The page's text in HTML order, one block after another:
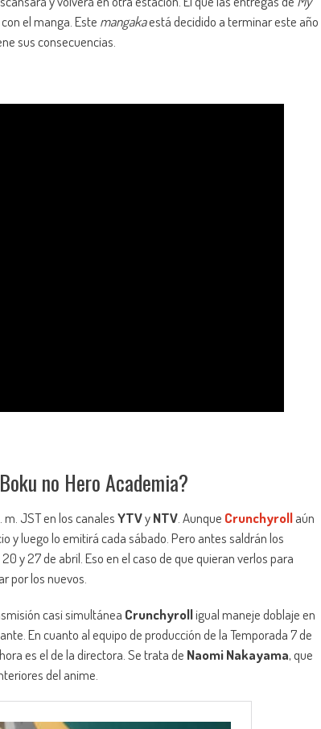
el manga. Este mangakaestá decidido a terminar este año
sus consecuencias.
no Hero Academia?
JST en los canalesYTVyNTV. Aunque Crunchyrollaún
y luego lo emitirá cada sábado. Pero antes saldrán los
y 27 de abril. Eso en el caso de que quieran verlos para
por los nuevos.
casi simultánea Crunchyrolligual maneje doblaje en
En cuanto al equipo de producción de la Temporada 7 de
es el de la directora. Se trata de Naomi Nakayama, que
del anime.